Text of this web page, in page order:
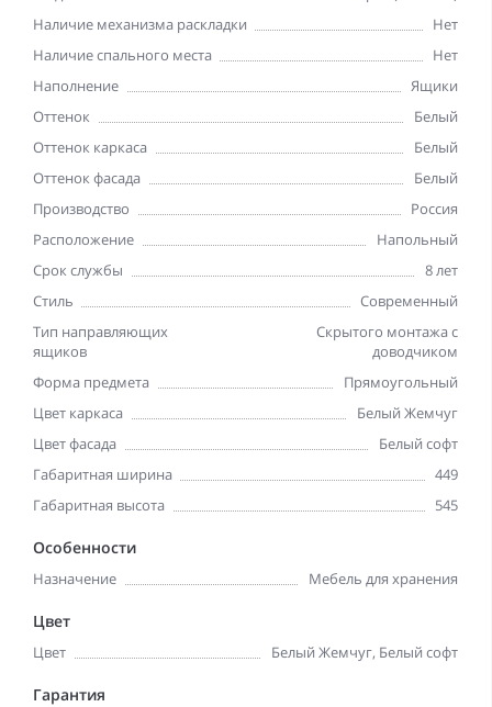
Наличие механизма раскладки
Нет
Наличие спального места
Нет
Наполнение
Ящики
Оттенок
Белый
Оттенок каркаса
Белый
Оттенок фасада
Белый
Производство
Россия
Расположение
Напольный
Срок службы
8 лет
Стиль
Современный
Тип направляющих
ящиков
Скрытого монтажа с
доводчиком
Форма предмета
Прямоугольный
Цвет каркаса
Белый Жемчуг
Цвет фасада
Белый софт
Габаритная ширина
449
Габаритная высота
545
Особенности
Назначение Мебель для хранения
Цвет
Цвет Белый Жемчуг, Белый софт
Гарантия